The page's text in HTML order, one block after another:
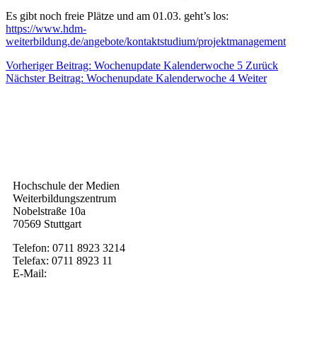
Es gibt noch freie Plätze und am 01.03. geht’s los:
https://www.hdm-
weiterbildung.de/angebote/kontaktstudium/projektmanagement
Vorheriger Beitrag: Wochenupdate Kalenderwoche 5 Zurück
Nächster Beitrag: Wochenupdate Kalenderwoche 4 Weiter
Hochschule der Medien
Weiterbildungszentrum
Nobelstraße 10a
70569 Stuttgart
Telefon: 0711 8923 3214
Telefax: 0711 8923 11
E-Mail: